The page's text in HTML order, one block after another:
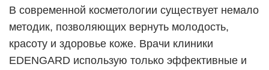
В современной косметологии существует немало
методик, позволяющих вернуть молодость,
красоту и здоровье коже. Врачи клиники
EDENGARD использую только эффективные и